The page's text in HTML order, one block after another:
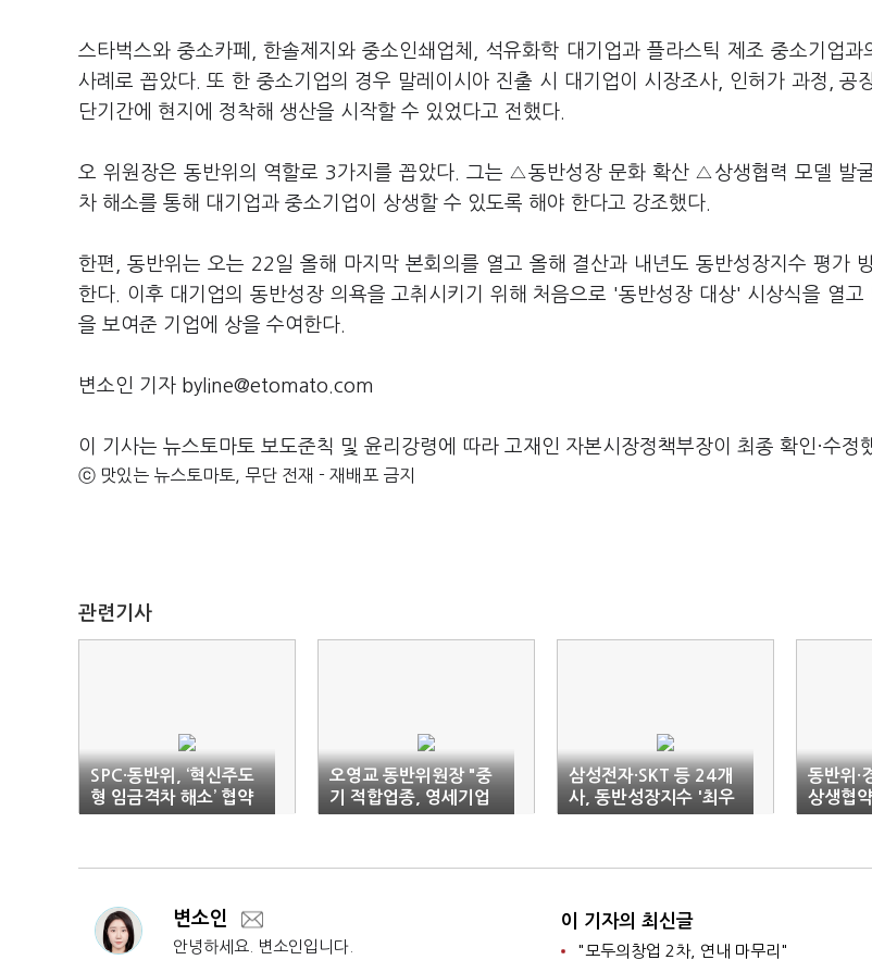
스타벅스와 중소카페, 한솔제지와 중소인쇄업체, 석유화학 대기업과 플라스틱 제조 중소기업과
사례로 꼽았다. 또 한 중소기업의 경우 말레이시아 진출 시 대기업이 시장조사, 인허가 과정, 공
단기간에 현지에 정착해 생산을 시작할 수 있었다고 전했다.
오 위원장은 동반위의 역할로 3가지를 꼽았다. 그는 △동반성장 문화 확산 △상생협력 모델 발
차 해소를 통해 대기업과 중소기업이 상생할 수 있도록 해야 한다고 강조했다.
한편, 동반위는 오는 22일 올해 마지막 본회의를 열고 올해 결산과 내년도 동반성장지수 평가
한다. 이후 대기업의 동반성장 의욕을 고취시키기 위해 처음으로 '동반성장 대상' 시상식을 열
을 보여준 기업에 상을 수여한다.
변소인 기자 byline@etomato.com
이 기사는 뉴스토마토 보도준칙 및 윤리강령에 따라 고재인 자본시장정책부장이 최종 확인·수정
ⓒ 맛있는 뉴스토마토, 무단 전재 - 재배포 금지
관련기사
SPC·동반위, ‘혁신주도
형 임금격차 해소’ 협약
체결
오영교 동반위원장 "중
기 적합업종, 영세기업
보호위해 필요"
삼성전자·SKT 등 24개
사, 동반성장지수 '최우
수 명예기업'
동반위·
상생협
활력 도
변소인
안녕하세요. 변소인입니다.
이 기자의 최신글
"모두의창업 2차, 연내 마무리"